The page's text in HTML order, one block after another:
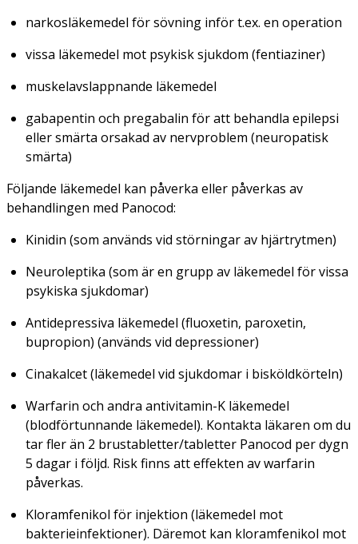
narkosläkemedel för sövning inför t.ex. en operation
vissa läkemedel mot psykisk sjukdom (fentiaziner)
muskelavslappnande läkemedel
gabapentin och pregabalin för att behandla epilepsi
eller smärta orsakad av nervproblem (neuropatisk
smärta)
Följande läkemedel kan påverka eller påverkas av
behandlingen med Panocod:
Kinidin (som används vid störningar av hjärtrytmen)
Neuroleptika (som är en grupp av läkemedel för vissa
psykiska sjukdomar)
Antidepressiva läkemedel (fluoxetin, paroxetin,
bupropion) (används vid depressioner)
Cinakalcet (läkemedel vid sjukdomar i bisköldkörteln)
Warfarin och andra antivitamin-K läkemedel
(blodförtunnande läkemedel). Kontakta läkaren om du
tar fler än 2 brustabletter/tabletter Panocod per dygn
5 dagar i följd. Risk finns att effekten av warfarin
påverkas.
Kloramfenikol för injektion (läkemedel mot
bakterieinfektioner). Däremot kan kloramfenikol mot